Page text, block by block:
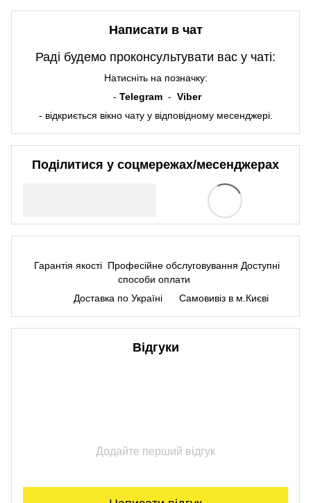
Написати в чат
Раді будемо проконсультувати вас у чаті:
Натисніть на позначку:
- Telegram - Viber
- відкриється вікно чату у відповідному месенджері.
Поділитися у соцмережах/месенджерах
Гарантія якості Професійне обслуговування Доступні
способи оплати
Доставка по Україні
Самовивіз в м.Києві
Відгуки
Додайте перший відгук